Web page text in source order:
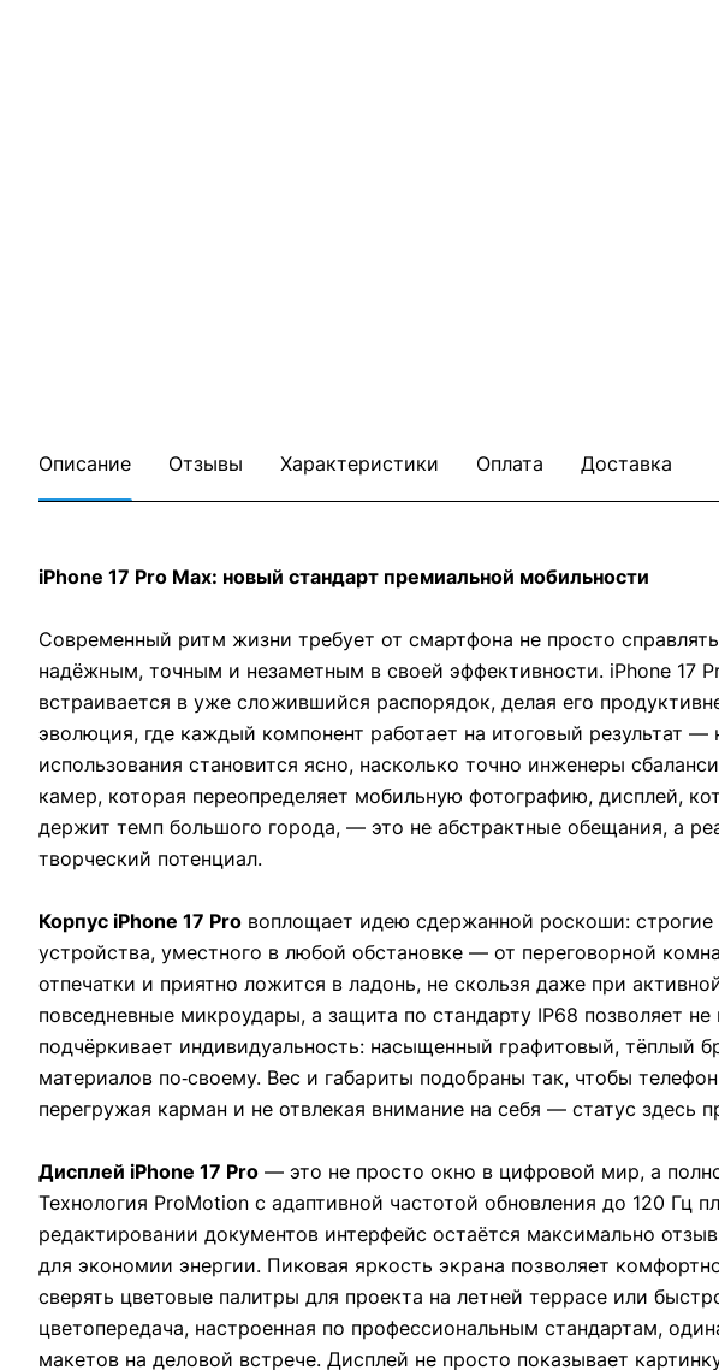
Описание Отзывы Характеристики Оплата Доставка
iPhone 17 Pro Max: новый стандарт премиальной мобильности
Современный ритм жизни требует от смартфона не просто
надёжным, точным и незаметным в своей эффективности. iPhone 17
встраивается в уже сложившийся распорядок, делая его
эволюция, где каждый компонент работает на итоговый результат
использования становится ясно, насколько точно инженеры
камер, которая переопределяет мобильную фотографию, дисплей,
держит темп большого города, — это не абстрактные обещания, а
творческий потенциал.
Корпус iPhone 17 Pro воплощает идею сдержанной роскоши:
устройства, уместного в любой обстановке — от переговорной
отпечатки и приятно ложится в ладонь, не скользя даже при
повседневные микроудары, а защита по стандарту IP68 позволяет
подчёркивает индивидуальность: насыщенный графитовый,
материалов по‑своему. Вес и габариты подобраны так, чтобы
перегружая карман и не отвлекая внимание на себя — статус здесь
Дисплей iPhone 17 Pro — это не просто окно в цифровой мир, а
Технология ProMotion с адаптивной частотой обновления до 120 Гц
редактировании документов интерфейс остаётся максимально
для экономии энергии. Пиковая яркость экрана позволяет
сверять цветовые палитры для проекта на летней террасе или
цветопередача, настроенная по профессиональным стандартам,
макетов на деловой встрече. Дисплей не просто показывает